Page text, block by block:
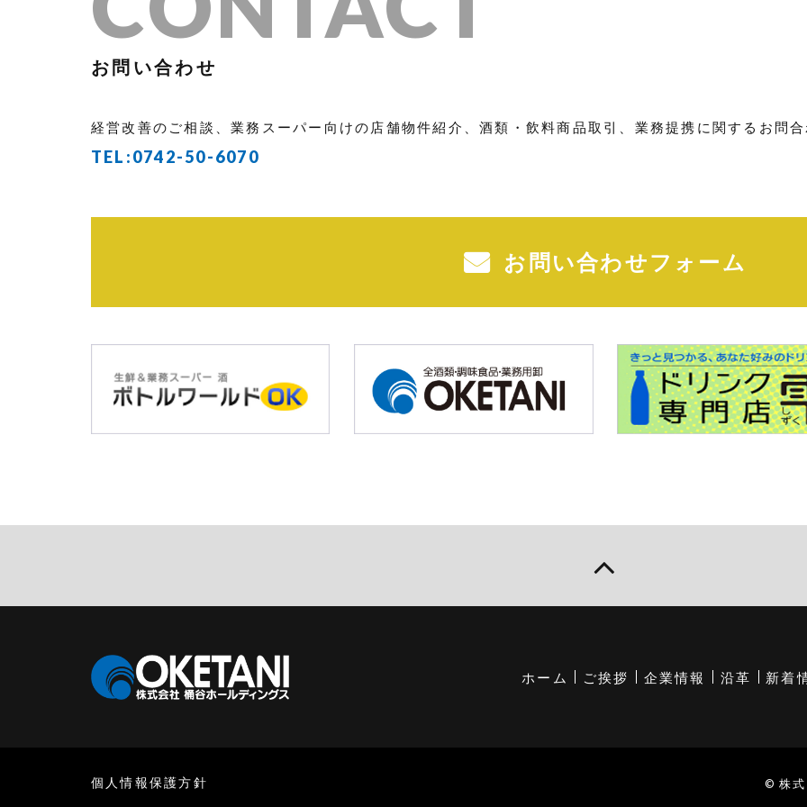
お問い合わせ
経営改善のご相談、業務スーパー向けの店舗物件紹介、酒類・飲料商品取引、業務提携に関するお問
TEL:0742-50-6070
お問い合わせフォーム
ホーム ご挨拶 企業情報 沿革 新着
個人情報保護方針 © 株